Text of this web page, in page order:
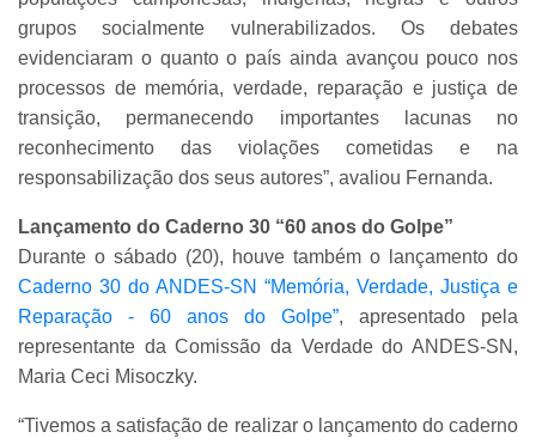
grupos socialmente vulnerabilizados. Os debates
evidenciaram o quanto o país ainda avançou pouco nos
processos de memória, verdade, reparação e justiça de
transição, permanecendo importantes lacunas no
reconhecimento das violações cometidas e na
responsabilização dos seus autores”, avaliou Fernanda.
Lançamento do Caderno 30 “60 anos do Golpe”
Durante o sábado (20), houve também o lançamento do
Caderno 30 do ANDES-SN “Memória, Verdade, Justiça e
Reparação - 60 anos do Golpe”, apresentado pela
representante da Comissão da Verdade do ANDES-SN,
Maria Ceci Misoczky.
“Tivemos a satisfação de realizar o lançamento do caderno